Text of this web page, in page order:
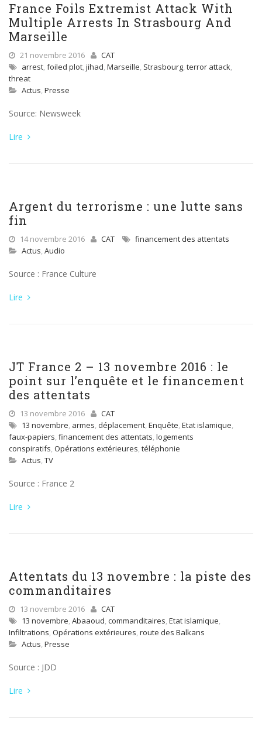
France Foils Extremist Attack With
Multiple Arrests In Strasbourg And
Marseille
21 novembre 2016
CAT
arrest, foiled plot, jihad, Marseille, Strasbourg, terror attack,
threat
Actus, Presse
Source: Newsweek
Lire
Argent du terrorisme : une lutte sans
fin
14 novembre 2016 CAT
financement des attentats
Actus, Audio
Source : France Culture
Lire
JT France 2 – 13 novembre 2016 : le
point sur l’enquête et le financement
des attentats
13 novembre 2016
CAT
13 novembre, armes, déplacement, Enquête, Etat islamique,
faux-papiers, financement des attentats, logements
conspiratifs, Opérations extérieures, téléphonie
Actus, TV
Source : France 2
Lire
Attentats du 13 novembre : la piste des
commanditaires
13 novembre 2016
CAT
13 novembre, Abaaoud, commanditaires, Etat islamique,
Infiltrations, Opérations extérieures, route des Balkans
Actus, Presse
Source : JDD
Lire